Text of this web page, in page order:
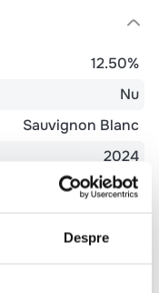
Despre
12.50%
Nu
Sauvignon Blanc
2024
Vin alb
Marlborough